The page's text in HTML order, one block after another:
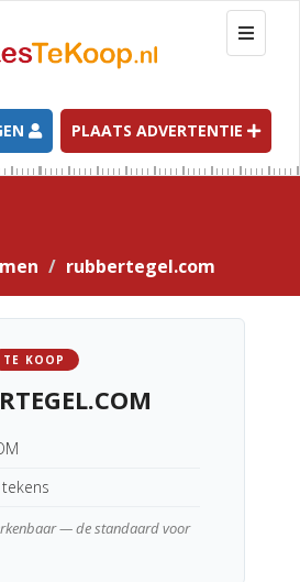
T
o
g
l
e
n
a
t
PLAATS ADVERTENTIE
rubbertegel.com
TE KOOP
— de standaard voor